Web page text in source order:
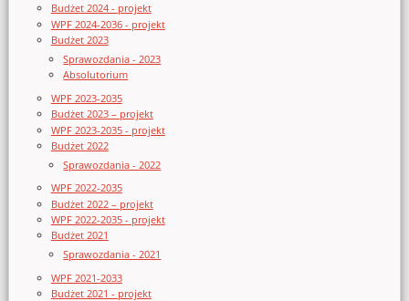
Budżet 2024 - projekt
WPF 2024-2036 - projekt
Budżet 2023
Sprawozdania - 2023
Absolutorium
WPF 2023-2035
Budżet 2023 – projekt
WPF 2023-2035 - projekt
Budżet 2022
Sprawozdania - 2022
WPF 2022-2035
Budżet 2022 – projekt
WPF 2022-2035 - projekt
Budżet 2021
Sprawozdania - 2021
WPF 2021-2033
Budżet 2021 - projekt